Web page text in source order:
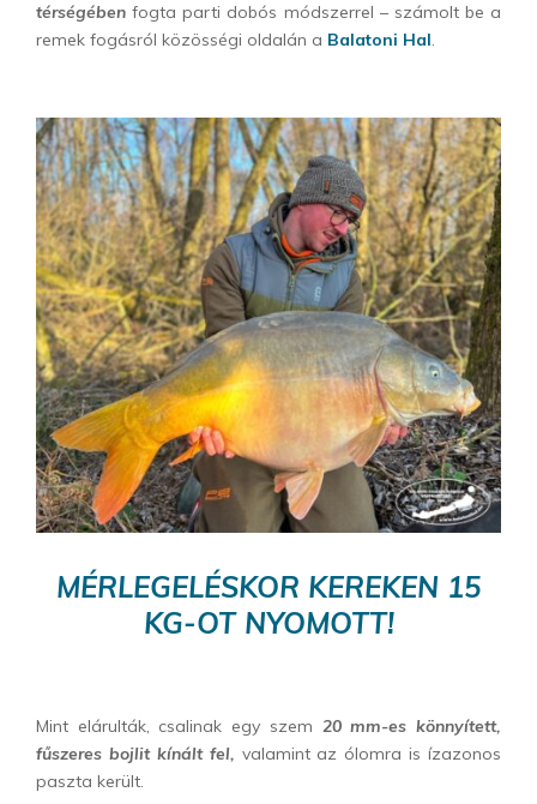
térségében fogta parti dobós módszerrel – számolt be a
remek fogásról közösségi oldalán a Balatoni Hal.
MÉRLEGELÉSKOR KEREKEN 15
KG-OT NYOMOTT!
Mint elárulták, csalinak egy szem 20 mm-es könnyített,
fűszeres bojlit kínált fel, valamint az ólomra is ízazonos
paszta került.